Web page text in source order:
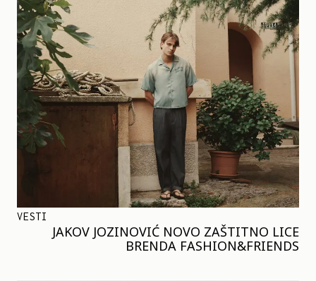
VESTI
JAKOV JOZINOVIĆ NOVO ZAŠTITNO LICE
BRENDA FASHION&FRIENDS